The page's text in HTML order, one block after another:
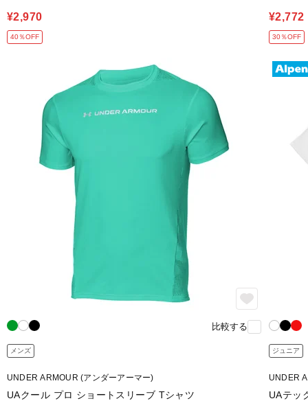
¥2,970
40％OFF
¥2,772
30％OFF
比較する
メンズ
UNDER ARMOUR (アンダーアーマー)
UAクール プロ ショートスリーブ Tシャツ
ジュニア
UNDER
UAテッ